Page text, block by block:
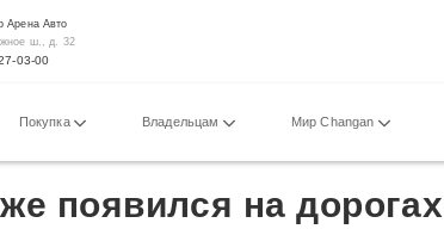
Арена Авто
ш., д. 32
03-00
Покупка Владельцам Мир Changan
появился на дорогах